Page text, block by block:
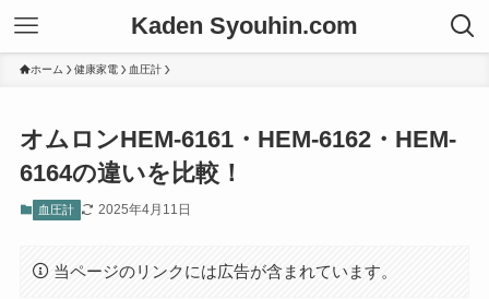
Kaden Syouhin.com
ホーム 健康家電 血圧計
オムロンHEM-6161・HEM-6162・HEM-
6164の違いを比較！
血圧計 2025年4月11日
当ページのリンクには広告が含まれています。